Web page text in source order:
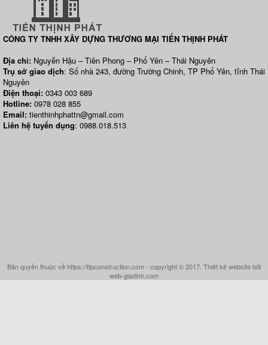
CÔNG TY TNHH XÂY DỰNG THƯƠNG MẠI TIẾN THỊNH PHÁT
Địa chỉ: Nguyễn Hậu – Tiên Phong – Phổ Yên – Thái Nguyên
Trụ sở giao dịch: Số nhà 243, đường Trường Chinh, TP Phổ Yên, tỉnh Thái
Nguyên
Điện thoại: 0343 003 689
Hotline: 0978 028 855
Email: tienthinhphattn@gmail.com
Liên hệ tuyển dụng: 0988.018.513
Bản quyền thuộc về https://ttpconstruction.com - copyright © 2017. Thiết kế website bởi
web-giadinh.com